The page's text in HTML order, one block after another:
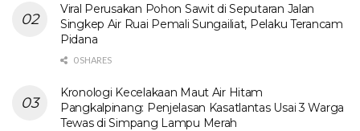
Viral Perusakan Pohon Sawit di Seputaran Jalan
Singkep Air Ruai Pemali Sungailiat, Pelaku Terancam
Pidana
0 SHARES
Kronologi Kecelakaan Maut Air Hitam
Pangkalpinang: Penjelasan Kasatlantas Usai 3 Warga
Tewas di Simpang Lampu Merah